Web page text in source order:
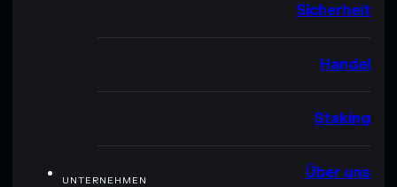
Sicherheit
Handel
Staking
UNTERNEHMEN Über uns